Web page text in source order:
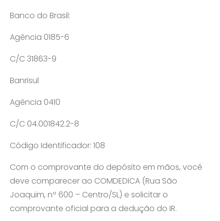
Banco do Brasil:
Agência 0185-6
C/C 31863-9
Banrisul
Agência 0410
C/C 04.001842.2-8
Código Identificador: 108
Com o comprovante do depósito em mãos, você
deve comparecer ao COMDEDICA (Rua São
Joaquim, nº 600 – Centro/SL) e solicitar o
comprovante oficial para a dedução do IR.